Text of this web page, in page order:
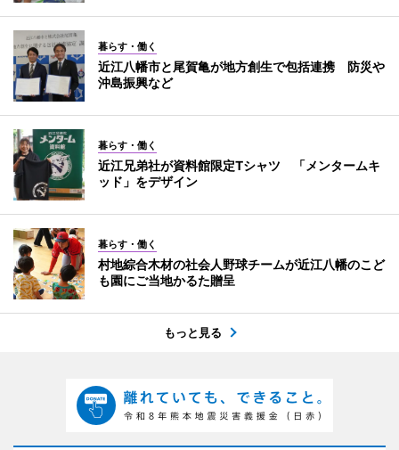
暮らす・働く
近江八幡市と尾賀亀が地方創生で包括連携 防災や
沖島振興など
暮らす・働く
近江兄弟社が資料館限定Tシャツ 「メンタームキ
ッド」をデザイン
暮らす・働く
村地綜合木材の社会人野球チームが近江八幡のこど
も園にご当地かるた贈呈
もっと見る